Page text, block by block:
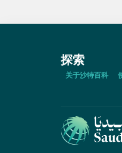
探索
关于沙特百科